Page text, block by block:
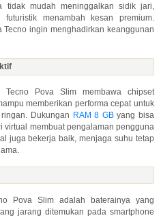
tidak mudah meninggalkan sidik jari,
menambah kesan premium.
ingin menghadirkan keanggunan
Pova Slim membawa chipset
memberikan performa cepat untuk
Dukungan RAM 8 GByang bisa
virtual membuat pengalaman pengguna
juga bekerja baik, menjaga suhu tetap
Pova Slim adalah baterainya yang
jarang ditemukan pada smartphone